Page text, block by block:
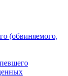
(обвиняемого,